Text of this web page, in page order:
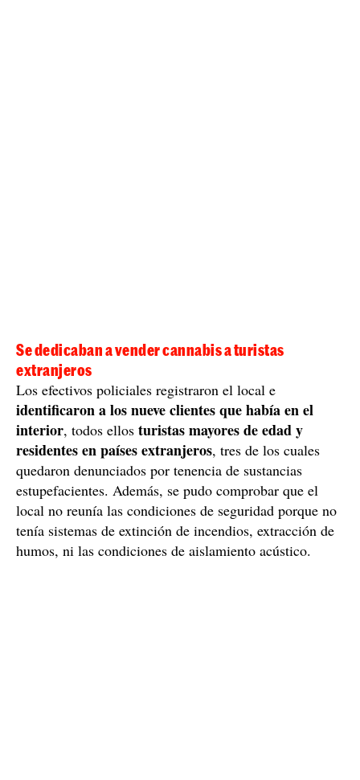
Se dedicaban a vender cannabis a turistas
extranjeros
Los efectivos policiales registraron el local e
identificaron a los nueve clientes que había en el
interior, todos ellos turistas mayores de edad y
residentes en países extranjeros, tres de los cuales
quedaron denunciados por tenencia de sustancias
estupefacientes. Además, se pudo comprobar que el
local no reunía las condiciones de seguridad porque no
tenía sistemas de extinción de incendios, extracción de
humos, ni las condiciones de aislamiento acústico.